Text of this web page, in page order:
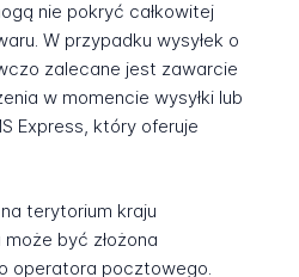
nie pokryć całkowitej
W przypadku wysyłek o
zalecane jest zawarcie
w momencie wysyłki lub
Express, który oferuje
terytorium kraju
być złożona
operatora pocztowego.